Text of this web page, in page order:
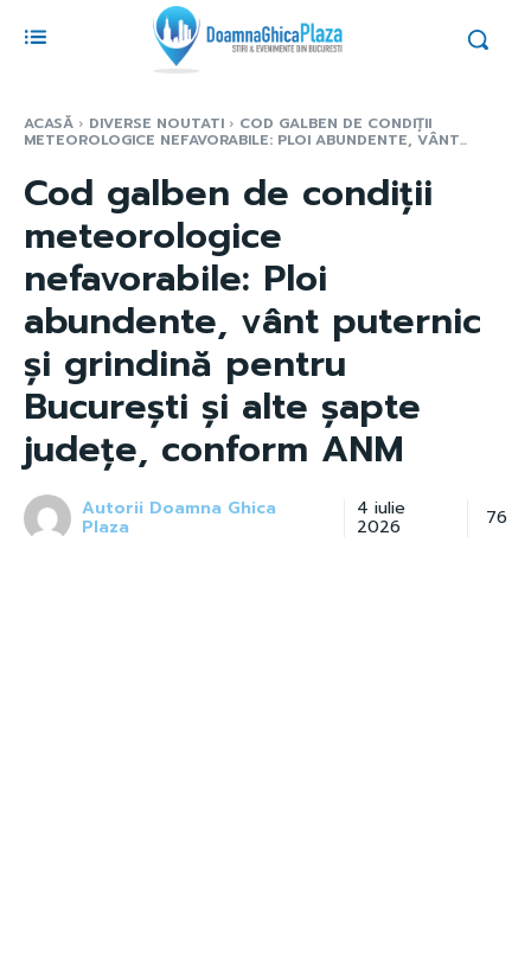
ACASĂ DIVERSE NOUTATI COD GALBEN DE CONDIȚII
METEOROLOGICE NEFAVORABILE: PLOI ABUNDENTE, VÂNT...
Cod galben de condiții
meteorologice
nefavorabile: Ploi
abundente, vânt puternic
și grindină pentru
București și alte șapte
județe, conform ANM
Autorii Doamna Ghica
Plaza
4 iulie
2026 76